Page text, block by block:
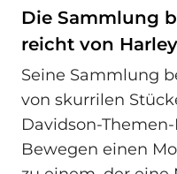
Die Sammlung
reicht von
Seine Sammlung
von skurrilen
Davidson-
Bewegen einen